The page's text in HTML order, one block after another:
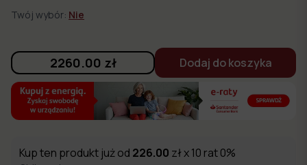
Twój wybór: Nie
2260.00 zł Dodaj do koszyka
Kup ten produkt już od 226.00 zł x 10 rat 0%